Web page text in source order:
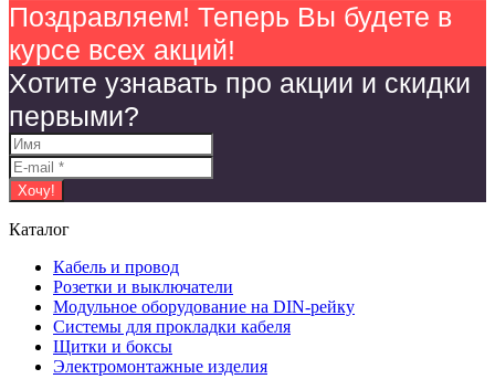
Поздравляем! Теперь Вы будете в
курсе всех акций!
Хотите узнавать про акции и скидки
первыми?
Каталог
Кабель и провод
Розетки и выключатели
Модульное оборудование на DIN-рейку
Системы для прокладки кабеля
Щитки и боксы
Электромонтажные изделия